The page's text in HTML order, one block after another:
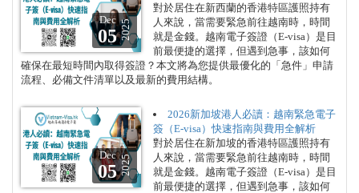
Dec
052025
對於居住在新西蘭的香港特區護照持有
人來說，當需要緊急前往越南時，時間
就是金錢。越南電子簽證（E-visa）是目
前最便捷的選擇，但遇到急事，該如何
確保在最短時間內取得簽證？本文將為您提供最優化的「急件」申請
流程、必備文件清單以及最新的費用結構。
Dec
052025
2026新加坡港人必讀：越南緊急電子
簽（E-visa）快速指南與費用全解析
對於居住在新加坡的香港特區護照持有
人來說，當需要緊急前往越南時，時間
就是金錢。越南電子簽證（E-visa）是目
前最便捷的選擇，但遇到急事，該如何